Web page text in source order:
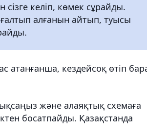
келіп, көмек сұрайды.
алғанын айтып, туысы
атанғанша, кездейсоқ өтіп
және алаяқтық схемаға
босатпайды. Қазақстанда